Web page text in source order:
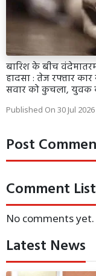
बारिश के बीच
हादसा : तेज रफ्तार
सवार को कुचला, युवक
Published On 30 Jul
Post
Comment List
No comments yet.
Latest News